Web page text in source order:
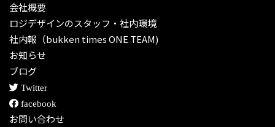
会社概要
ロジデザインのスタッフ・社内環境
社内報（bukken times ONE TEAM)
お知らせ
ブログ
Twitter
facebook
お問い合わせ